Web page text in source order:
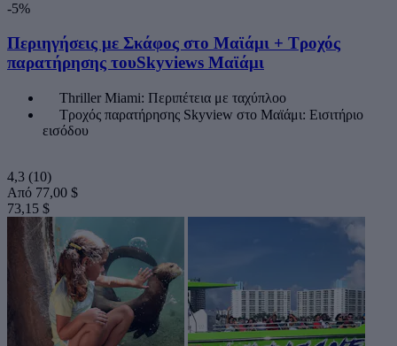
-5%
Περιηγήσεις με Σκάφος στο Μαϊάμι + Τροχός
παρατήρησης τουSkyviews Μαϊάμι
Thriller Miami: Περιπέτεια με ταχύπλοο
Τροχός παρατήρησης Skyview στο Μαϊάμι: Εισιτήριο
εισόδου
4,3 (10)
Από 77,00 $
73,15 $